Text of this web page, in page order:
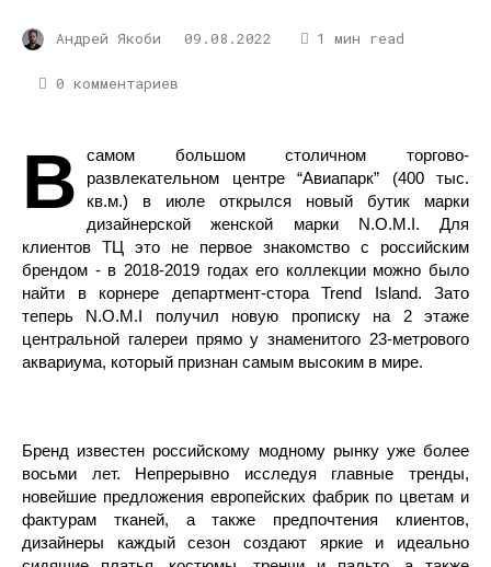
Андрей Якоби 09.08.2022 1 мин read
0 комментариев
В
самом большом столичном торгово-
развлекательном центре “Авиапарк” (400 тыс.
кв.м.) в июле открылся новый бутик марки
дизайнерской женской марки N.O.M.I. Для
клиентов ТЦ это не первое знакомство с российским
брендом - в 2018-2019 годах его коллекции можно было
найти в корнере департмент-стора Trend Island. Зато
теперь N.O.M.I получил новую прописку на 2 этаже
центральной галереи прямо у знаменитого 23-метрового
аквариума, который признан самым высоким в мире.
Бренд известен российскому модному рынку уже более
восьми лет. Непрерывно исследуя главные тренды,
новейшие предложения европейских фабрик по цветам и
фактурам тканей, а также предпочтения клиентов,
дизайнеры каждый сезон создают яркие и идеально